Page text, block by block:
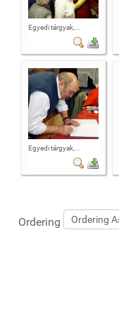
Egyedi tárgyak,...
Egyedi tárgyak,...
Ordering